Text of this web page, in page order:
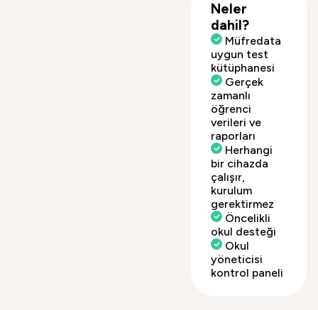
Neler
dahil?
Müfredata
uygun test
kütüphanesi
Gerçek
zamanlı
öğrenci
verileri ve
raporları
Herhangi
bir cihazda
çalışır,
kurulum
gerektirmez
Öncelikli
okul desteği
Okul
yöneticisi
kontrol paneli